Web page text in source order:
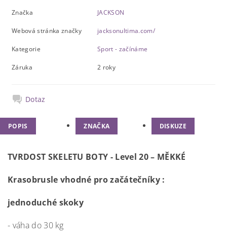
Značka JACKSON
Webová stránka značky jacksonultima.com/
Kategorie Sport - začínáme
Záruka 2 roky
Dotaz
POPIS ZNAČKA DISKUZE
TVRDOST SKELETU BOTY - Level 20 – MĚKKÉ
Krasobrusle vhodné pro začátečníky :
jednoduché skoky
- váha do 30 kg